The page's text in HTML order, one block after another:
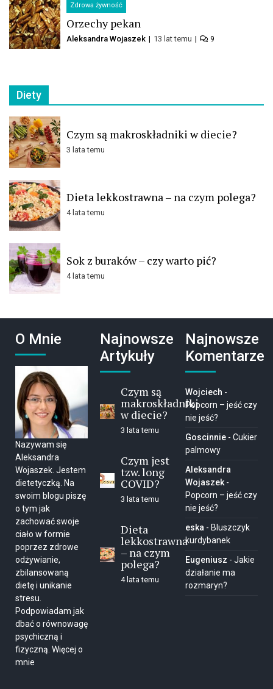
Zdrowa żywność
Orzechy pekan
Aleksandra Wojaszek 13 lat temu 9
Diety
Czym są makroskładniki w diecie?
3 lata temu
Dieta lekkostrawna – na czym polega?
4 lata temu
Sok z buraków – czy warto pić?
4 lata temu
O Mnie
Nazywam się
Aleksandra
Wojaszek. Jestem
dietetyczką. Na
swoim blogu piszę
o tym jak
zachować swoje
ciało w formie
poprzez zdrowe
odżywianie,
zbilansowaną
dietę i unikanie
stresu.
Podpowiadam jak
dbać o równowagę
psychiczną i
fizyczną. Więcej o
mnie
Najnowsze
Artykuły
Czym są
makroskładniki
w diecie?
3 lata temu
Czym jest
tzw. long
COVID?
3 lata temu
Dieta
lekkostrawna
– na czym
polega?
4 lata temu
Najnowsze
Komentarze
Wojciech -
Popcorn – jeść czy
nie jeść?
Goscinnie- Cukier
palmowy
Aleksandra
Wojaszek-
Popcorn – jeść czy
nie jeść?
eska - Bluszczyk
kurdybanek
Eugeniusz - Jakie
działanie ma
rozmaryn?